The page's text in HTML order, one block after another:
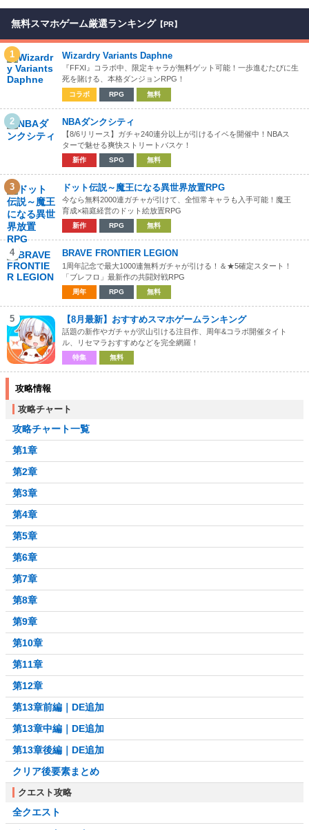
無料スマホゲーム厳選ランキング 【PR】
1 Wizardry Variants Daphne
『FFXI』コラボ中、限定キャラが無料ゲット可能！一歩進むたびに生
死を賭ける、本格ダンジョンRPG！
コラボ RPG 無料
2 NBAダンクシティ
【8/6リリース】ガチャ240連分以上が引けるイベを開催中！NBAス
ターで魅せる爽快ストリートバスケ！
新作 SPG 無料
3 ドット伝説～魔王になる異世界放置RPG
今なら無料2000連ガチャが引けて、全恒常キャラも入手可能！魔王
育成×箱庭経営のドット絵放置RPG
新作 RPG 無料
4 BRAVE FRONTIER LEGION
1周年記念で最大1000連無料ガチャが引ける！＆★5確定スタート！
「ブレフロ」最新作の共闘対戦RPG
周年 RPG 無料
5 【8月最新】おすすめスマホゲームランキング
話題の新作やガチャが沢山引ける注目作、周年&コラボ開催タイト
ル、リセマラおすすめなどを完全網羅！
特集 無料
攻略情報
攻略チャート
攻略チャート一覧
第1章
第2章
第3章
第4章
第5章
第6章
第7章
第8章
第9章
第10章
第11章
第12章
第13章前編｜DE追加
第13章中編｜DE追加
第13章後編｜DE追加
クリア後要素まとめ
クエスト攻略
全クエスト